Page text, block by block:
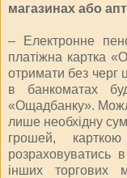
магазинах або
– Електронне
платіжна картка
отримати без черг
в банкоматах
«Ощадбанку».
лише необхідну
грошей,
розраховуватись
інших торгових